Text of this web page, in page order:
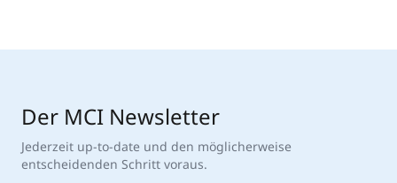
Der MCI Newsletter
Jederzeit up-to-date und den möglicherweise
entscheidenden Schritt voraus.